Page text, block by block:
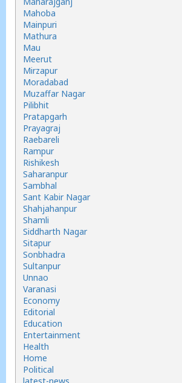
Mahoba
Mainpuri
Mathura
Mau
Meerut
Mirzapur
Moradabad
Muzaffar Nagar
Pilibhit
Pratapgarh
Prayagraj
Raebareli
Rampur
Rishikesh
Saharanpur
Sambhal
Sant Kabir Nagar
Shahjahanpur
Shamli
Siddharth Nagar
Sitapur
Sonbhadra
Sultanpur
Unnao
Varanasi
Economy
Editorial
Education
Entertainment
Health
Home
Political